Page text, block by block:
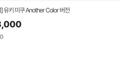
] 유키 미쿠 Another Color 버전
0